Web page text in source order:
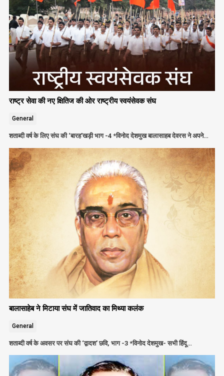
राष्ट्र सेवा की नए क्षितिज की ओर राष्ट्रीय स्वयंसेवक संघ
General
शताब्दी वर्ष के लिए संघ की ‘बारह’खड़ी भाग -4 *विनोद देशमुख बालासाहब देवरस ने अपने…
बालासाहेब ने मिटाया संघ में जातिवाद का मिथ्या कलंक
General
शताब्दी वर्ष के अवसर पर संघ की ‘द्वादश’ छवि, भाग -3 *विनोद देशमुख- सभी हिंदू…